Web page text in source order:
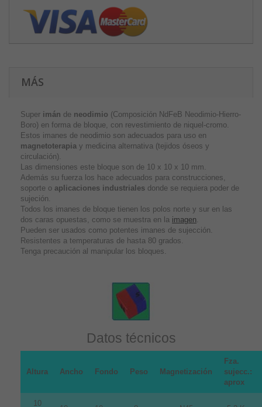
MÁS
Super imán de neodimio (Composición NdFeB Neodimio-Hierro-
Boro) en forma de bloque, con revestimiento de niquel-cromo.
Estos imanes de neodimio son adecuados para uso en
magnetoterapia y medicina alternativa (tejidos óseos y
circulación).
Las dimensiones este bloque son de 10 x 10 x 10 mm.
Además su fuerza los hace adecuados para construcciones,
soporte o aplicaciones industriales donde se requiera poder de
sujeción.
Todos los imanes de bloque tienen los polos norte y sur en las
dos caras opuestas, como se muestra en la imagen.
Pueden ser usados como potentes imanes de sujección.
Resistentes a temperaturas de hasta 80 grados.
Tenga precaución al manipular los bloques.
Datos técnicos
Altura Ancho Fondo Peso Magnetización
Fza.
sujecc.:
aprox
10